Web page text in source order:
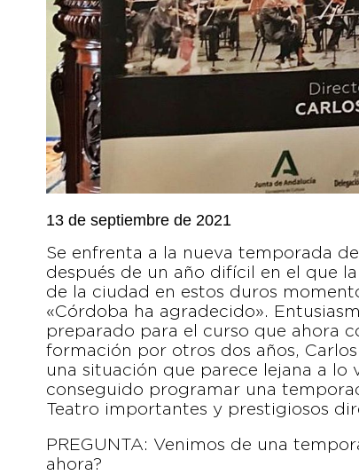
13 de septiembre de 2021
Se enfrenta a la nueva temporada
después de un año difícil en el que
de la ciudad en estos duros
«Córdoba ha agradecido».
preparado para el curso que ahora
formación por otros dos años,
una situación que parece lejana a
conseguido programar una
Teatro importantes y prestigiosos
PREGUNTA: Venimos de una
ahora?